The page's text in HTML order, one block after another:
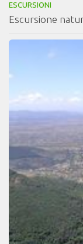
ESCURSIONI
Escursione